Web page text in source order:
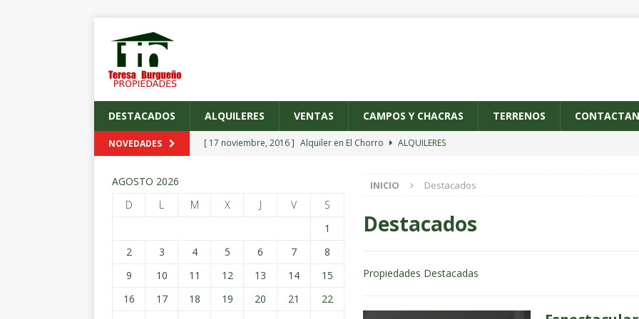
DESTACADOS ALQUILERES VENTAS CAMPOS Y CHACRAS TERRENOS
NOVEDADES [ 17 noviembre, 2016 ] Alquiler en El Chorro
ALQUILERES
Espectacular casa en El Chorro
ALQUILERES
Alquiler en Punta de Piedras
ALQUILERES
INICIO Destacados
Destacados
Propiedades Destacadas
AGOSTO 2026
D
L M X J V
S
1
2
3 4 5 6 7
8
9
10 11 12 13 14
15
16
17 18 19 20 21
22